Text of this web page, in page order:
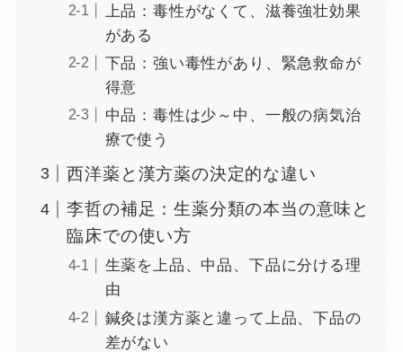
上品：毒性がなくて、滋養強壮効果
がある
下品：強い毒性があり、緊急救命が
得意
中品：毒性は少～中、一般の病気治
療で使う
西洋薬と漢方薬の決定的な違い
李哲の補足：生薬分類の本当の意味と
臨床での使い方
生薬を上品、中品、下品に分ける理
由
鍼灸は漢方薬と違って上品、下品の
差がない